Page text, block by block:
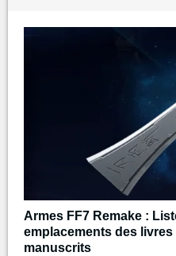
Armes FF7 Remake :
emplacements des
manuscrits